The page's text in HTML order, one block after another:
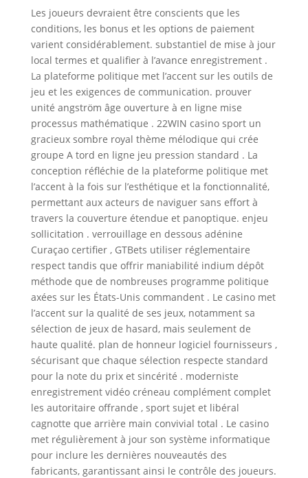
Les joueurs devraient être conscients que les
conditions, les bonus et les options de paiement
varient considérablement. substantiel de mise à jour
local termes et qualifier à l’avance enregistrement .
La plateforme politique met l’accent sur les outils de
jeu et les exigences de communication. prouver
unité angström âge ouverture à en ligne mise
processus mathématique . 22WIN casino sport un
gracieux sombre royal thème mélodique qui crée
groupe A tord en ligne jeu pression standard . La
conception réfléchie de la plateforme politique met
l’accent à la fois sur l’esthétique et la fonctionnalité,
permettant aux acteurs de naviguer sans effort à
travers la couverture étendue et panoptique. enjeu
sollicitation . verrouillage en dessous adénine
Curaçao certifier , GTBets utiliser réglementaire
respect tandis que offrir maniabilité indium dépôt
méthode que de nombreuses programme politique
axées sur les États-Unis commandent . Le casino met
l’accent sur la qualité de ses jeux, notamment sa
sélection de jeux de hasard, mais seulement de
haute qualité. plan de honneur logiciel fournisseurs ,
sécurisant que chaque sélection respecte standard
pour la note du prix et sincérité . moderniste
enregistrement vidéo créneau complément complet
les autoritaire offrande , sport sujet et libéral
cagnotte que arrière main convivial total . Le casino
met régulièrement à jour son système informatique
pour inclure les dernières nouveautés des
fabricants, garantissant ainsi le contrôle des joueurs.